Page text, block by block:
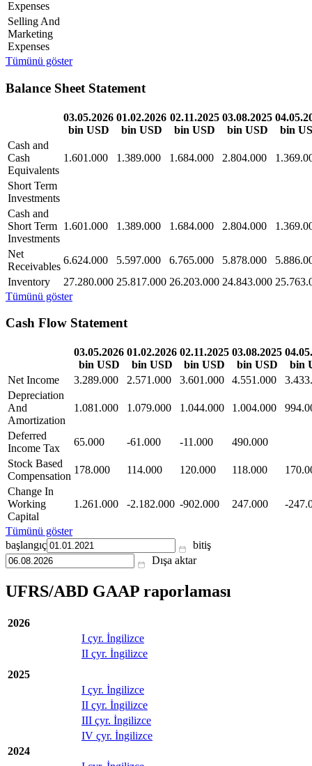
Expenses
Selling And
Marketing
Expenses
Tümünü göster
Balance Sheet Statement
03.05.2026
bin USD
01.02.2026
bin USD
02.11.2025
bin USD
03.08.2025
bin USD
bin
Cash and
Cash
Equivalents
1.601.000 1.389.000 1.684.000 2.804.000
Short Term
Investments
Cash and
Short Term
Investments
1.601.000 1.389.000 1.684.000 2.804.000
Net
Receivables
6.624.000 5.597.000 6.765.000 5.878.000
Inventory
27.280.000 25.817.000 26.203.000 24.843.000
Tümünü göster
Cash Flow Statement
03.05.2026
bin USD
01.02.2026
bin USD
02.11.2025
bin USD
03.08.2025
bin USD
bin
Net Income
3.289.000 2.571.000 3.601.000 4.551.000
Depreciation
And
Amortization
1.081.000 1.079.000 1.044.000 1.004.000
Deferred
Income Tax
65.000 -61.000 -11.000
490.000
Stock Based
Compensation
178.000 114.000 120.000 118.000
Change In
Working
Capital
1.261.000 -2.182.000 -902.000 247.000 -
Tümünü göster
başlangıç
bitiş
Dışa aktar
UFRS/ABD GAAP raporlaması
2026
I çyr. İngilizce
II çyr. İngilizce
2025
I çyr. İngilizce
II çyr. İngilizce
III çyr. İngilizce
IV çyr. İngilizce
2024